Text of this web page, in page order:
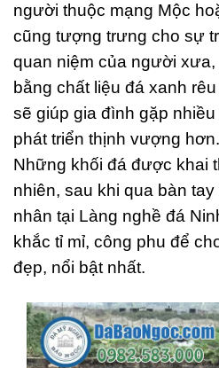
người thuộc mạng Mộc
cũng tượng trưng cho sự
quan niệm của người
bằng chất liệu đá xanh
sẽ giúp gia đình gặp
phát triển thịnh vượng hơn.
Những khối đá được khai
nhiên, sau khi qua bàn
nhân tại Làng nghề đá
khắc tỉ mỉ, công phu để
đẹp, nổi bật nhất.